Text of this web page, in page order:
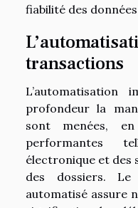
fiabilité des
transactions
L’automatisation
profondeur la
sont menées,
performantes
électronique et des
des dossiers.
automatisé assure